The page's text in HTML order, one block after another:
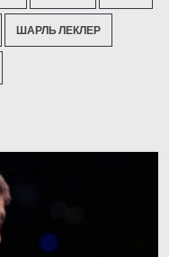
ШАРЛЬ ЛЕКЛЕР